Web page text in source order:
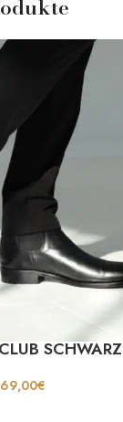
SCHWARZ
€